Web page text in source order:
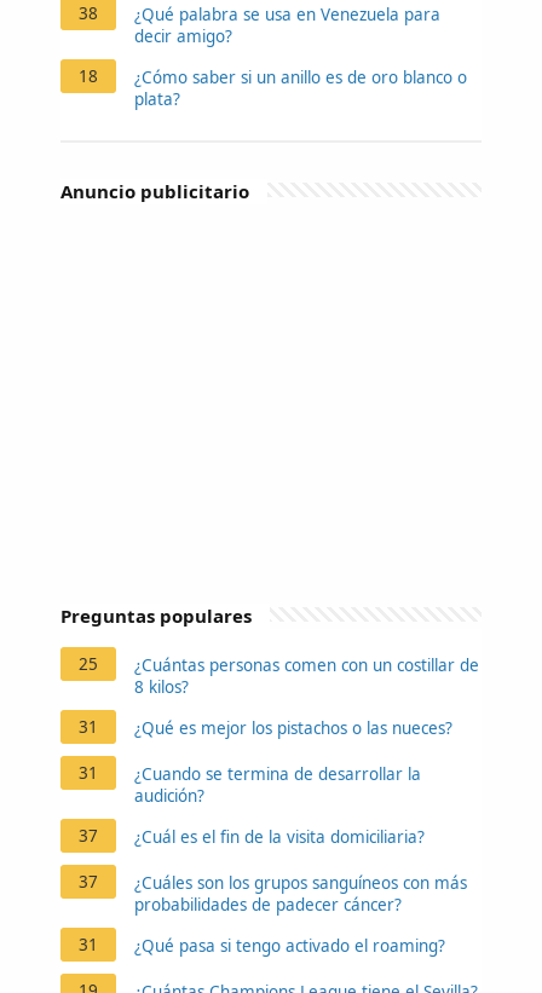
38
¿Qué palabra se usa en Venezuela para
decir amigo?
18
¿Cómo saber si un anillo es de oro blanco o
plata?
Anuncio publicitario
Preguntas populares
25
¿Cuántas personas comen con un costillar de
8 kilos?
31
¿Qué es mejor los pistachos o las nueces?
31
¿Cuando se termina de desarrollar la
audición?
37
¿Cuál es el fin de la visita domiciliaria?
37
¿Cuáles son los grupos sanguíneos con más
probabilidades de padecer cáncer?
31
¿Qué pasa si tengo activado el roaming?